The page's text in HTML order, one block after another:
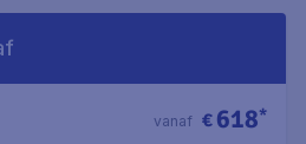
€ 618*
vanaf